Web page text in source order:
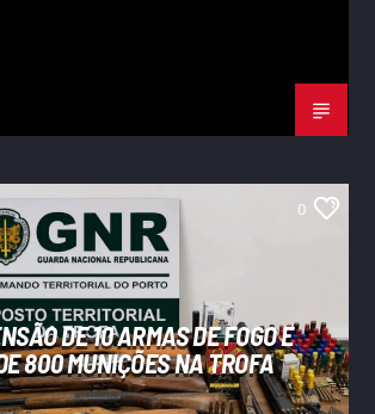
0
DE 10 ARMAS DE FOGO E
800 MUNIÇÕES NA TROFA